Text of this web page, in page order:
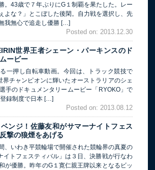
。43歳で７年ぶりにG１制覇を果たした。レー
よな？」とこぼした後閑。自力戦を選択し、先
我無心で追走し優勝 […]
Posted on: 2013.12.30
世界王者シェーン・パーキンスのド
ービー
一押し自転車動画。今回は、トラック競技で
界チャンピオンに輝いたオーストラリアのシェ
手のドキュメンタリームービー「RYOKO」で
録制度で日本 […]
Posted on: 2013.08.12
ンジ！佐藤友和がサマーナイトフェス
撃の狼煙をあげる
、いわき平競輪場で開催された競輪界の真夏の
イトフェスティバル」は３日、決勝戦が行なわ
が優勝。昨年のG１寛仁親王牌以来となるビッ